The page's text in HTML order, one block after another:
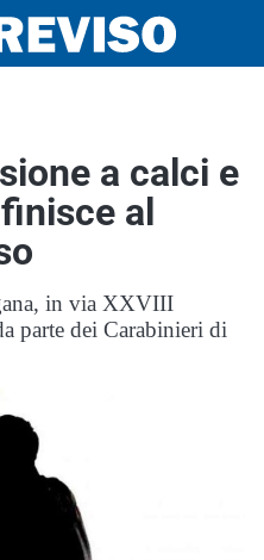
a calci e
al
in via XXVIII
parte dei Carabinieri di